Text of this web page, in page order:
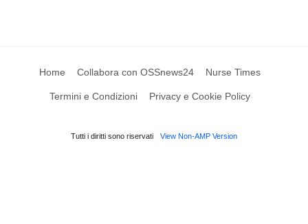
Home Collabora con OSSnews24 Nurse Times
Termini e Condizioni Privacy e Cookie Policy
Tutti i diritti sono riservati View Non-AMP Version